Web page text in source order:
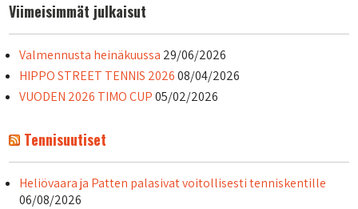
Viimeisimmät julkaisut
Valmennusta heinäkuussa 29/06/2026
HIPPO STREET TENNIS 2026 08/04/2026
VUODEN 2026 TIMO CUP 05/02/2026
Tennisuutiset
Heliövaara ja Patten palasivat voitollisesti tenniskentille
06/08/2026